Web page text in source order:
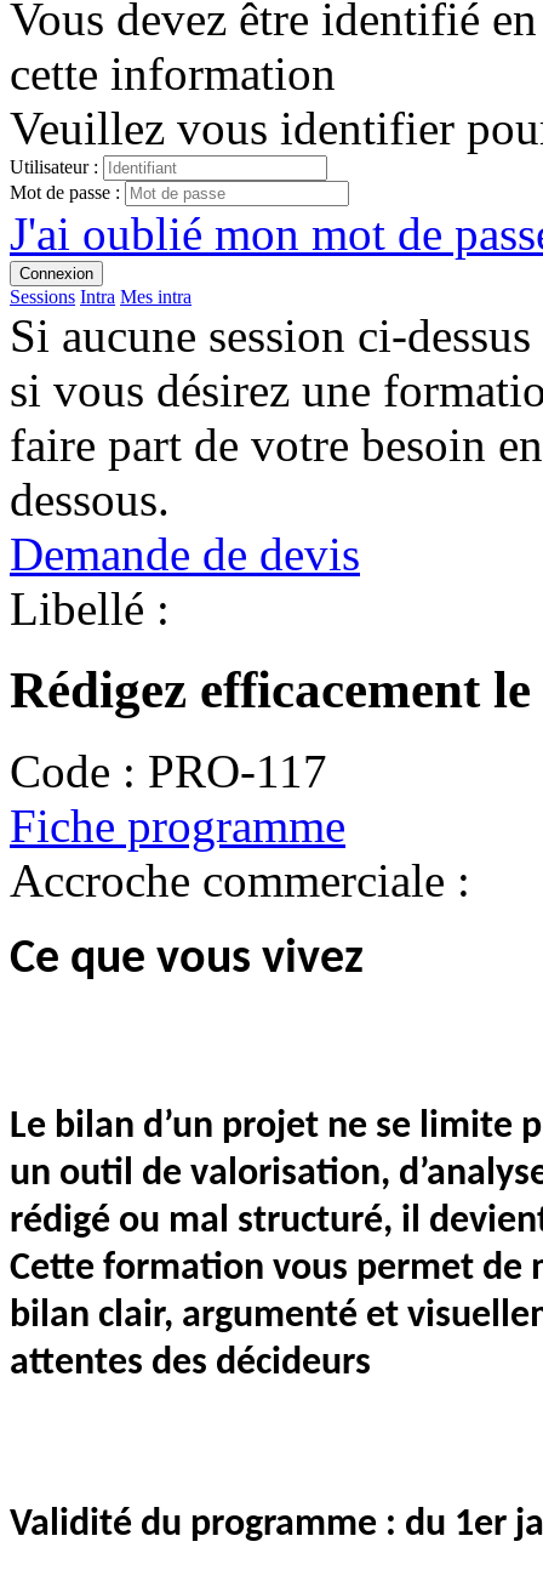
Vous devez être identifié
cette information
Veuillez vous identifier
Utilisateur :
Mot de passe :
J'ai oublié mon mot de
Connexion
Sessions Intra Mes intra
Si aucune session ci-
si vous désirez une
faire part de votre besoin
dessous.
Demande de devis
Libellé :
Rédigez efficacement
Code : PRO-117
Fiche programme
Accroche commerciale :
Ce que vous vivez
Le bilan d’un projet ne se limite
un outil de valorisation,
rédigé ou mal structuré, il
Cette formation vous permet de
bilan clair, argumenté et
attentes des décideurs
Validité du programme : du 1er